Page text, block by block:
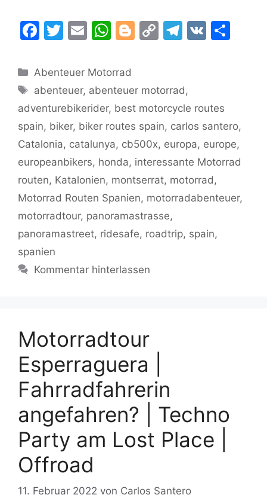
F
c
e
b
o
o
k
T
itt
er
E
ai
l
W
at
s
A
p
p
Bl
g
er
C
y
Li
n
k
T
gr
a
m
V
Kategorien
Abenteuer Motorrad
Schlagwörter
abenteuer, abenteuer motorrad ,
adventurebikerider, best motorcycle routes
spain, biker, biker routes spain, carlos santero,
Catalonia, catalunya, cb500x, europa, europe,
europeanbikers, honda, interessante Motorrad
routen, Katalonien, montserrat, motorrad ,
Motorrad Routen Spanien, motorradabenteuer,
motorradtour, panoramastrasse,
panoramastreet, ridesafe, roadtrip, spain,
spanien
Kommentar hinterlassen
Motorradtour
Esperraguera |
Fahrradfahrerin
angefahren? | Techno
Party am Lost Place |
Offroad
11. Februar 2022 von Carlos Santero